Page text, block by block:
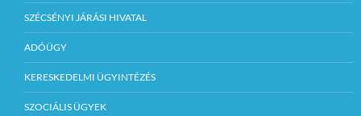
SZÉCSÉNYI JÁRÁSI HIVATAL
ADÓÜGY
KERESKEDELMI ÜGYINTÉZÉS
SZOCIÁLIS ÜGYEK